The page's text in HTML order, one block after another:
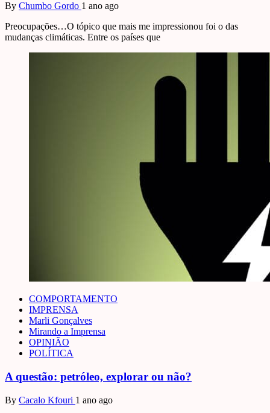
By Chumbo Gordo 1 ano ago
Preocupações…O tópico que mais me impressionou foi o das
mudanças climáticas. Entre os países que
COMPORTAMENTO
IMPRENSA
Marli Gonçalves
Mirando a Imprensa
OPINIÃO
POLÍTICA
A questão: petróleo, explorar ou não?
By Cacalo Kfouri 1 ano ago